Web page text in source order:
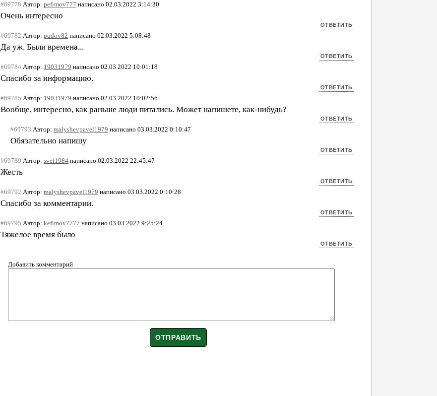
#69778 Автор: pefimov777 написано 02.03.2022 3:14:30
Очень интересно
#69782 Автор: pudov82 написано 02.03.2022 5:08:48
Да уж. Были времена...
#69784 Автор: 19031979 написано 02.03.2022 10:01:18
Спасибо за информацию.
#69785 Автор: 19031979 написано 02.03.2022 10:02:56
Вообще, интересно, как раньше люди питались. Может напишете, как-нибудь?
#69793 Автор: malyshevpavel1979 написано 03.03.2022 0:10:47
Обязательно напишу
#69789 Автор: svet1984 написано 02.03.2022 22:45:47
Жесть
#69792 Автор: malyshevpavel1979 написано 03.03.2022 0:10:28
Спасибо за комментарии.
#69795 Автор: kefimov7777 написано 03.03.2022 9:25:24
Тяжелое время было
Добавить комментарий